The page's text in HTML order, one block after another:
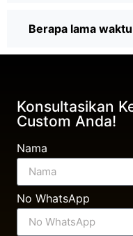
Berapa lama
Konsultasikan
Custom Anda!
Nama
No WhatsApp